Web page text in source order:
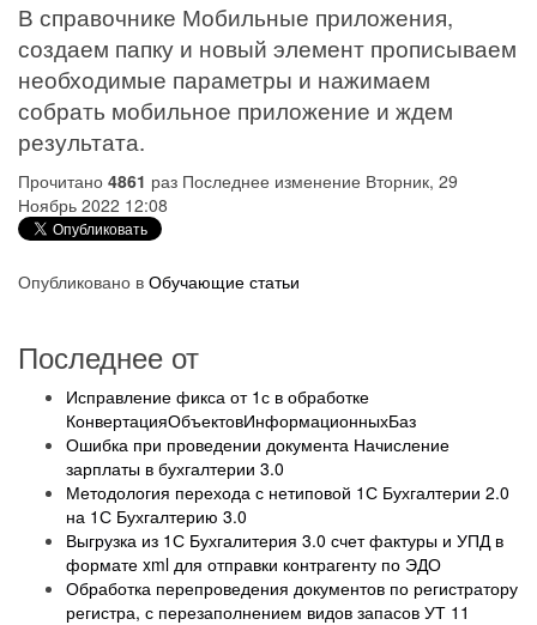
В справочнике Мобильные приложения,
создаем папку и новый элемент прописываем
необходимые параметры и нажимаем
собрать мобильное приложение и ждем
результата.
Прочитано 4861 раз Последнее изменение Вторник, 29
Ноябрь 2022 12:08
Опубликовано в Обучающие статьи
Последнее от
Исправление фикса от 1с в обработке
КонвертацияОбъектовИнформационныхБаз
Ошибка при проведении документа Начисление
зарплаты в бухгалтерии 3.0
Методология перехода с нетиповой 1С Бухгалтерии 2.0
на 1С Бухгалтерию 3.0
Выгрузка из 1С Бухгалитерия 3.0 счет фактуры и УПД в
формате xml для отправки контрагенту по ЭДО
Обработка перепроведения документов по регистратору
регистра, с перезаполнением видов запасов УТ 11